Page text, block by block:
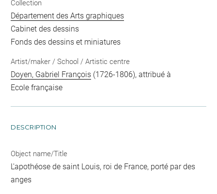
Collection
Département des Arts graphiques
Cabinet des dessins
Fonds des dessins et miniatures
Artist/maker / School / Artistic centre
Doyen, Gabriel François (1726-1806), attribué à
Ecole française
DESCRIPTION
Object name/Title
L'apothéose de saint Louis, roi de France, porté par des
anges